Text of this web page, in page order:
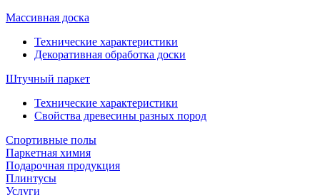
Массивная доска
Технические характеристики
Декоративная обработка доски
Штучный паркет
Технические характеристики
Свойства древесины разных пород
Спортивные полы
Паркетная химия
Подарочная продукция
Плинтусы
Услуги